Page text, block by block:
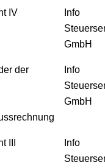
IV
Info
GmbH
der
Info
GmbH
III
Info